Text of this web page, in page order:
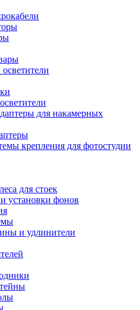
для накамерных
крепления для фотостудии
для стоек
установки фонов
и удлинители